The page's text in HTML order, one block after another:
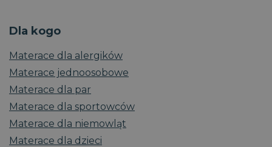
Dla kogo
Materace dla alergików
Materace jednoosobowe
Materace dla par
Materace dla sportowców
Materace dla niemowląt
Materace dla dzieci